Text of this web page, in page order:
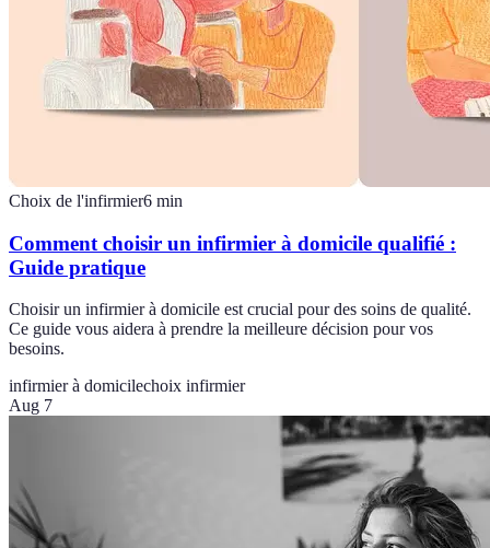
Choix de l'infirmier6 min
Comment choisir un infirmier à domicile qualifié :
Guide pratique
Choisir un infirmier à domicile est crucial pour des soins de qualité.
Ce guide vous aidera à prendre la meilleure décision pour vos
besoins.
infirmier à domicilechoix infirmier
Aug 7